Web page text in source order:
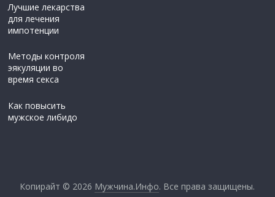
Лучшие лекарства
для лечения
импотенции
Методы контроля
эякуляции во
время секса
Как повысить
мужское либидо
Копирайт © 2026 Мужчина.Инфо. Все права защищены.